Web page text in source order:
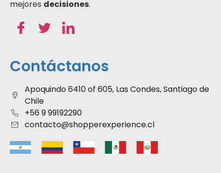
mejores decisiones.
Contáctanos
Apoquindo 6410 of 605, Las Condes, Santiago de
Chile
+56 9 99192290
contacto@shopperexperience.cl